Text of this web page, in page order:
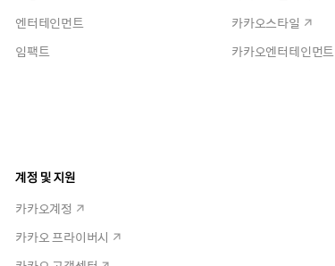
엔터테인먼트
임팩트
카카오스타일
카카오엔터테인먼트
계정 및 지원
카카오계정
카카오 프라이버시